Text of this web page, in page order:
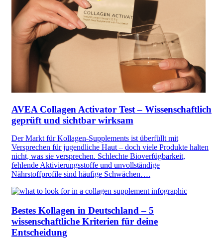
AVEA Collagen Activator Test – Wissenschaftlich
geprüft und sichtbar wirksam
Der Markt für Kollagen-Supplements ist überfüllt mit
Versprechen für jugendliche Haut – doch viele Produkte halten
nicht, was sie versprechen. Schlechte Bioverfügbarkeit,
fehlende Aktivierungsstoffe und unvollständige
Nährstoffprofile sind häufige Schwächen….
Bestes Kollagen in Deutschland – 5
wissenschaftliche Kriterien für deine
Entscheidung